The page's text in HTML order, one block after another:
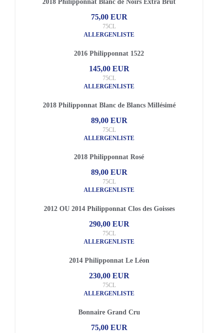
2018 Philipponnat Blanc de Noirs Extra Brut
75,00 EUR
75CL
ALLERGENLISTE
2016 Philipponnat 1522
145,00 EUR
75CL
ALLERGENLISTE
2018 Philipponnat Blanc de Blancs Millésimé
89,00 EUR
75CL
ALLERGENLISTE
2018 Philipponnat Rosé
89,00 EUR
75CL
ALLERGENLISTE
2012 OU 2014 Philipponnat Clos des Goisses
290,00 EUR
75CL
ALLERGENLISTE
2014 Philipponnat Le Léon
230,00 EUR
75CL
ALLERGENLISTE
Bonnaire Grand Cru
75,00 EUR